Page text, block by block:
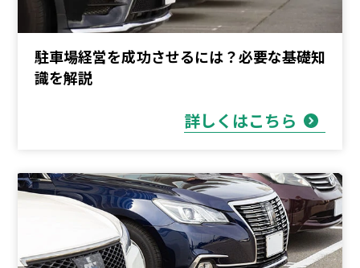
駐車場経営を成功させるには？必要な基礎知
識を解説
詳しくはこちら